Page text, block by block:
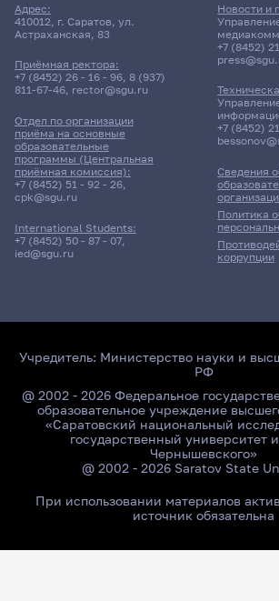
Адрес:
410012, г. Саратов, ул.
Астраханская, 83
Приёмная ректора:
+7 (8452) 26 - 16 - 96, 8 (937)
811-67-46, rector@sgu.ru
Отдел по организации
приёма на основные
образовательные
программы (Центральная
приёмная комиссия):
+7 (8452) 51 - 92 - 26,
cpk@sgu.ru
International Students:
+7 (8452) 50 - 87 - 07,
ied@sgu.ru
Сведения
Политика
коррупции
Новости и
+7 (8452)
+7 (8452)
Учредитель: Министерство науки и
РФ
@ 2002 - 2026 Федеральное
образовательное учреждение
«Саратовский национальный
государственный университет
Чернышевского»
@ 2002 - 2026 Saratov State
При использовании материалов
источник обязательна